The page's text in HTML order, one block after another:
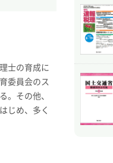
士の育成に
委員会のス
その他、
じめ、多く